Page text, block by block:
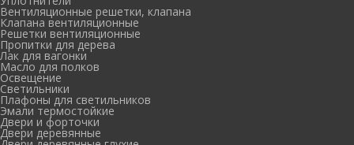
Вентиляционные решетки, клапана
Клапана вентиляционные
Решетки вентиляционные
Пропитки для дерева
Лак для вагонки
Масло для полков
Освещение
Светильники
Плафоны для светильников
Эмали термостойкие
Двери и форточки
Двери деревянные